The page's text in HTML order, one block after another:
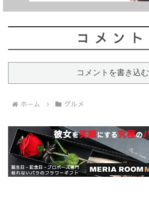
コメント
コメントを書き込む
ホーム グルメ